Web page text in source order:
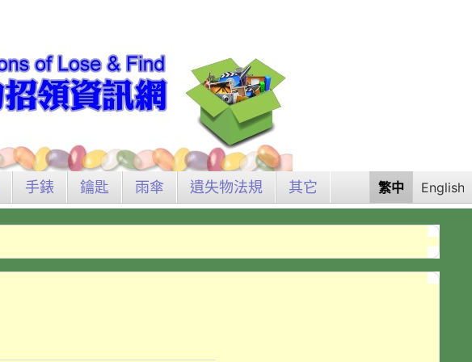
手錶 鑰匙 雨傘 遺失物法規 其它 繁中 English